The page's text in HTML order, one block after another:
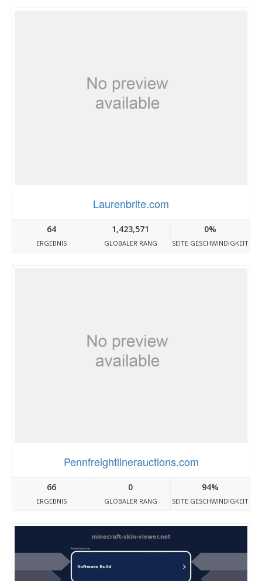
Laurenbrite.com
64
ERGEBNIS
1,423,571
GLOBALER RANG
0%
SEITE GESCHWINDIGKEIT
Pennfreightlinerauctions.com
66
ERGEBNIS
0
GLOBALER RANG
94%
SEITE GESCHWINDIGKEIT